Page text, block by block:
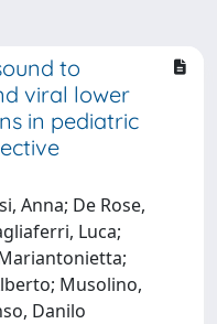
to
viral lower
in pediatric
Anna; De Rose,
Luca;
Musolino,
Danilo